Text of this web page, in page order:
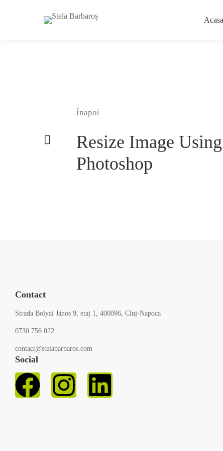
Acasa
Înapoi
Resize Image Using
Photoshop
Contact
Strada Bolyai János 9, etaj 1, 400096, Cluj-Napoca
0730 756 022
contact@stelabarbaros.com
Social